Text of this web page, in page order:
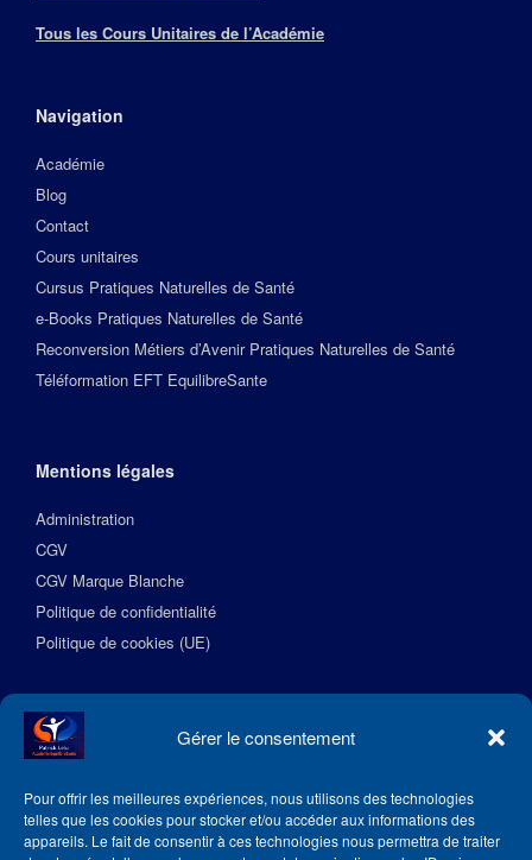
Gérer le consentement
Pour offrir les meilleures expériences, nous utilisons des technologies
telles que les cookies pour stocker et/ou accéder aux informations des
appareils. Le fait de consentir à ces technologies nous permettra de traiter
Tous les Cours Unitaires de l’Académie
Navigation
Académie
Blog
Contact
Cours unitaires
Cursus Pratiques Naturelles de Santé
e-Books Pratiques Naturelles de Santé
Reconversion Métiers d’Avenir Pratiques Naturelles de Santé
Téléformation EFT EquilibreSante
Mentions légales
Administration
CGV
CGV Marque Blanche
Politique de confidentialité
Politique de cookies (UE)
Suivez l’Académie EquilibreSante